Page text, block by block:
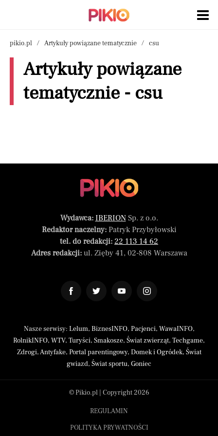
pikio.pl Artykuły powiązane tematycznie csu
Artykuły powiązane
tematycznie - csu
Wydawca: IBERIONSp. z o.o.
Redaktor naczelny:Patryk Przybyłowski
tel. do redakcji: 22 113 14 62
Adres redakcji:ul. Zięby 41, 02-808 Warszawa
Nasze serwisy: Lelum, BiznesINFO, Pacjenci, WawaINFO,
RolnikINFO, WTV, Turyści, Smakosze, Świat zwierząt, Techgame,
Zdrogi,Antyfake, Portal parentingowy, Domek i Ogródek, Świat
gwiazd, Świat sportu, Goniec
© Pikio.pl | Copyright 2026
REGULAMIN
POLITYKA PRYWATNOŚCI